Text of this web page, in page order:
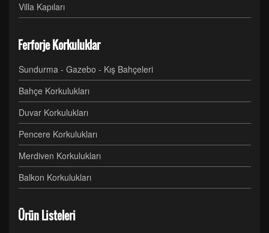
Villa Kapıları
Ferforje Korkuluklar
Sundurma - Gazebo - Kış Bahçeleri
Bahçe Korkulukları
Duvar Korkulukları
Pencere Korkulukları
Merdiven Korkulukları
Balkon Korkulukları
Ürün Listeleri